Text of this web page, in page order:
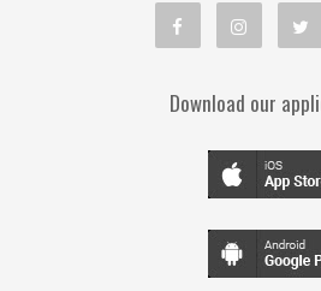
Download our